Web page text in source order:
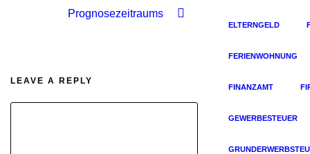
Prognosezeitraums
LEAVE A REPLY
ELTERNGELD
FERIENWOHNUNG
FINANZAMT
GEWERBESTEUER